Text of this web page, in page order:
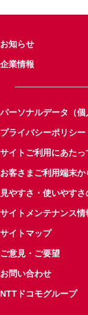
お知らせ
企業情報
パーソナルデータ（
プライバシーポリシー
サイトご利用にあたっ
お客さまご利用端末
見やすさ・使いやすさ
サイトメンテナンス情
サイトマップ
ご意見・ご要望
お問い合わせ
NTTドコモグループ